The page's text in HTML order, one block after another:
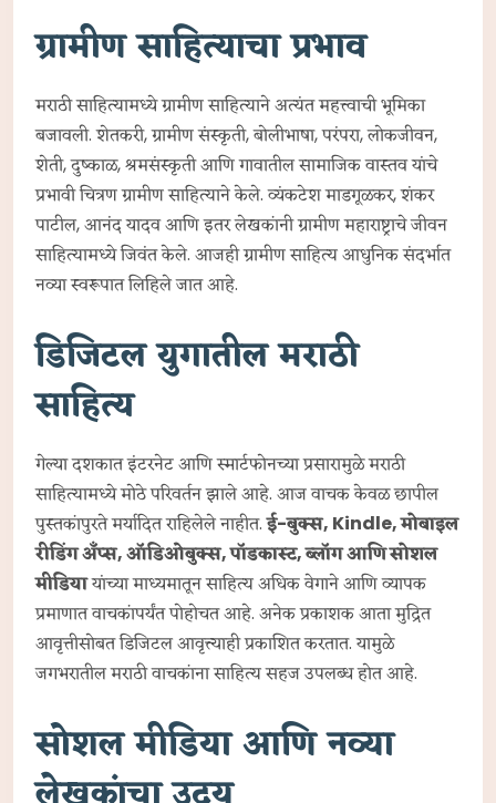
ग्रामीण साहित्याचा प्रभाव
मराठी साहित्यामध्ये ग्रामीण साहित्याने अत्यंत महत्त्वाची भूमिका
बजावली. शेतकरी, ग्रामीण संस्कृती, बोलीभाषा, परंपरा, लोकजीवन,
शेती, दुष्काळ, श्रमसंस्कृती आणि गावातील सामाजिक वास्तव यांचे
प्रभावी चित्रण ग्रामीण साहित्याने केले. व्यंकटेश माडगूळकर, शंकर
पाटील, आनंद यादव आणि इतर लेखकांनी ग्रामीण महाराष्ट्राचे जीवन
साहित्यामध्ये जिवंत केले. आजही ग्रामीण साहित्य आधुनिक संदर्भात
नव्या स्वरूपात लिहिले जात आहे.
डिजिटल युगातील मराठी
साहित्य
गेल्या दशकात इंटरनेट आणि स्मार्टफोनच्या प्रसारामुळे मराठी
साहित्यामध्ये मोठे परिवर्तन झाले आहे. आज वाचक केवळ छापील
पुस्तकांपुरते मर्यादित राहिलेले नाहीत.ई-बुक्स, Kindle, मोबाइल
रीडिंग अँप्स, ऑडिओबुक्स, पॉडकास्ट, ब्लॉग आणि सोशल
मीडियायांच्या माध्यमातून साहित्य अधिक वेगाने आणि व्यापक
प्रमाणात वाचकांपर्यंत पोहोचत आहे. अनेक प्रकाशक आता मुद्रित
आवृत्तीसोबत डिजिटल आवृत्त्याही प्रकाशित करतात. यामुळे
जगभरातील मराठी वाचकांना साहित्य सहज उपलब्ध होत आहे.
सोशल मीडिया आणि नव्या
लेखकांचा उदय